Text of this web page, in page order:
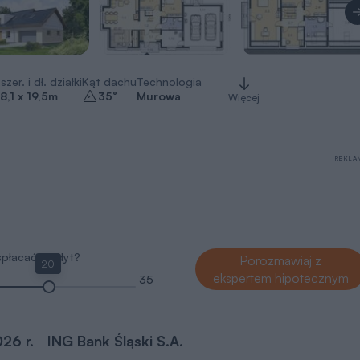
i dł. działki
x 19,5m
Kąt dachu
35°
Technologia
Murowa
Więcej
kredyt?
20
35
Porozmawiaj z
ekspertem hipotecznym
r. ING Bank Śląski S.A.